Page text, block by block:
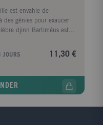
est envahie de
des génies pour exaucer
djinn Bartiméus est
Nathaniel est bien trop
génie aussi brillant
dire qu'il s'agit
et le magicien se
JOURS 11,30 €